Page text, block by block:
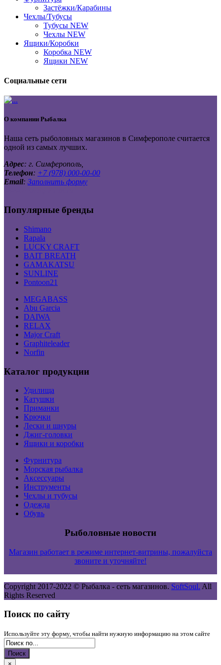
Застёжки/Карабины
Чехлы/Тубусы
Тубусы NEW
Чехлы NEW
Ящики/Коробки
Коробка NEW
Ящики NEW
Социальные сети
О компании Рыбалка
Наша сеть рыболовных магазинов в Симферополе считается
одной из самых лучших.
Адрес: г. Симферополь,
Телефон: +7 (978) 000-00-00
Email: Заполнить форму
Популярные бренды
Shimano
Rapala
LUCKY CRAFT
BAIT BREATH
GAMAKATSU
SUNLINE
Pontoon21
MEGABASS
Abu Garcia
DAIWA
RELAX
Major Craft
Graphiteleader
Norfin
Каталог продукции
Удилища
Катушки
Приманки
Крючки
Лески и шнуры
Джиг-головки
Ящики и коробки
Фурнитура
Морская рыбалка
Аксессуары
Инструменты
Чехлы и тубусы
Одежда
Обувь
Рыболовные новости
Магазин работает в режиме интернет-витрины, пожалуйста
звоните и уточняйте!
Copyright 2017-2022 © Рыбалка - сеть магазинов. SoftSoul. All
Rights Reserved
Поиск по сайту
Используйте эту форму, чтобы найти нужную информацию на этом сайте
Поиск